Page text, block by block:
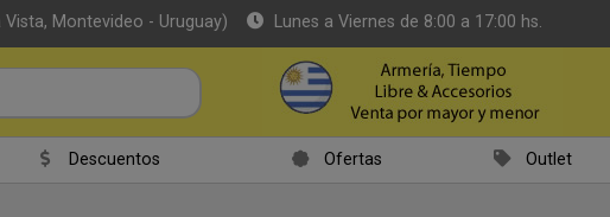
Montevideo - Uruguay) Lunes a Viernes de 8:00 a 17:00 hs.
Descuentos Ofertas Outlet